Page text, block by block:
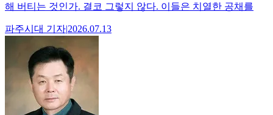
해 버티는 것인가. 결코 그렇지 않다. 이들은 치열한 공채를
파주시대 기자|2026.07.13